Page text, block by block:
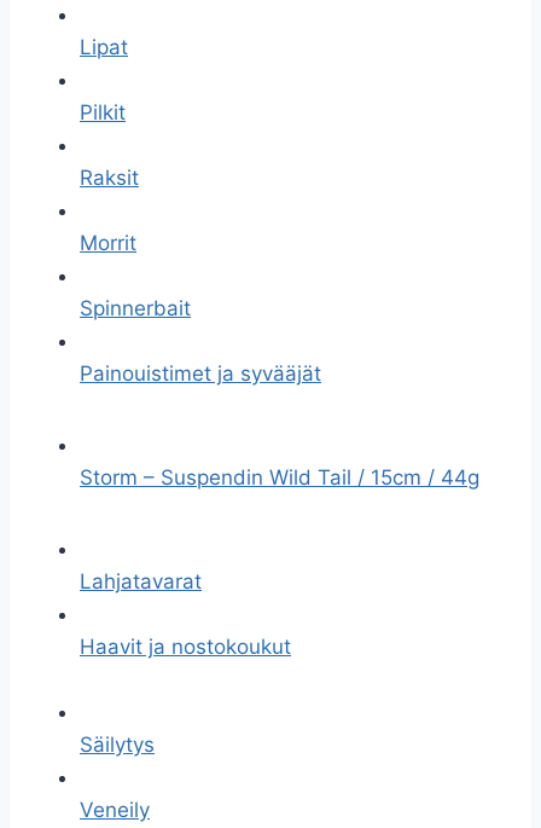
Lipat
Pilkit
Raksit
Morrit
Spinnerbait
Painouistimet ja syvääjät
Storm – Suspendin Wild Tail / 15cm / 44g
Lahjatavarat
Haavit ja nostokoukut
Säilytys
Veneily